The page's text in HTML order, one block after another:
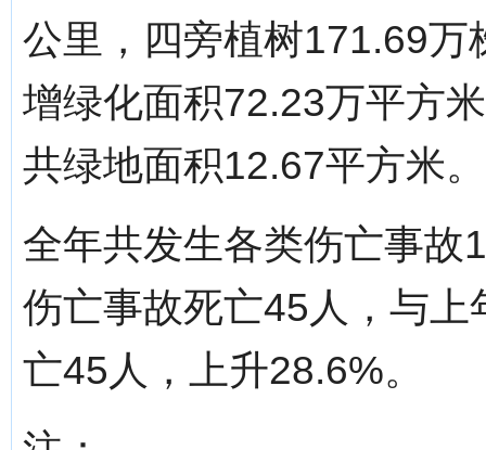
公里，四旁植树171.69
增绿化面积72.23万平方
共绿地面积12.67平方米。
全年共发生各类伤亡事故
伤亡事故死亡45人，与
亡45人，上升28.6%。